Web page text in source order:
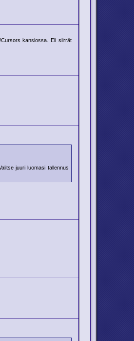
kansiossa. Eli siirrät
juuri luomasi tallennus